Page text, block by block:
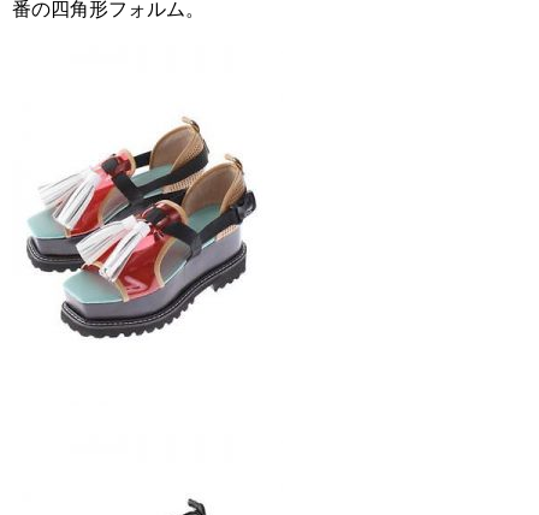
番の四角形フォルム。